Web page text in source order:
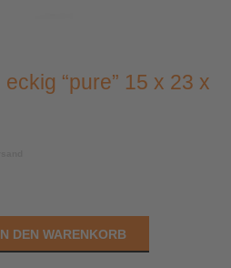
“pure” 15 x 23 x
DEN WARENKORB